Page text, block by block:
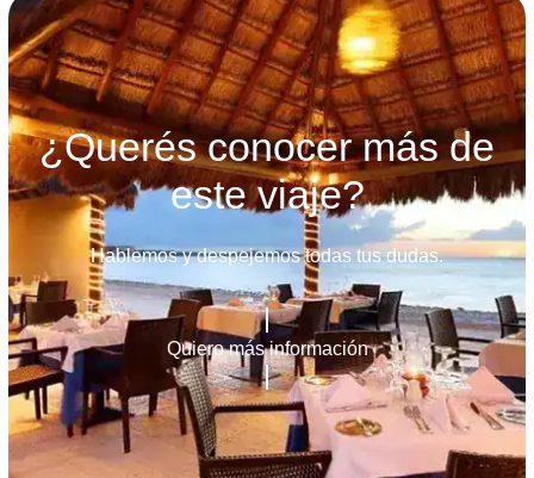
¿Querés conocer más de
este viaje?
Hablemos y despejemos todas tus dudas.
Quiero más información